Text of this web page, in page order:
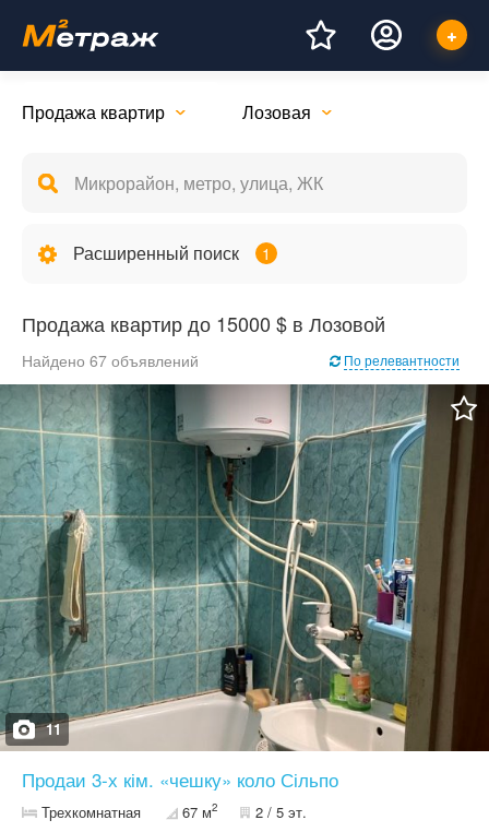
Продажа квартир Лозовая
Расширенный поиск 1
Продажа квартир до 15000 $ в Лозовой
Найдено 67 объявлений По релевантности
11
Продаи 3-х кім. «чешку» коло Сільпо
Трехкомнатная 67 м2 2 / 5 эт.